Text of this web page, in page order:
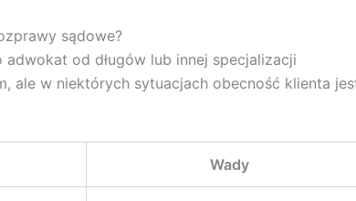
sądowe?
od długów lub innej specjalizacji
ale w niektórych sytuacjach obecność klienta
Wady